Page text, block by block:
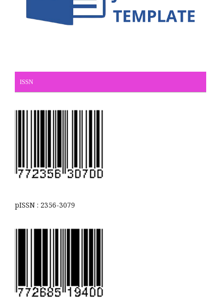
ISSN
pISSN : 2356-3079